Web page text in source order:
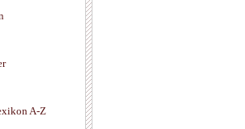
A-Z